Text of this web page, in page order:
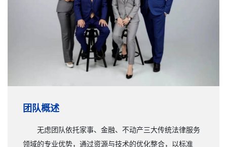
团队概述
无虑团队依托家事、金融、不动产三大传统法律服务
领域的专业优势，通过资源与技术的优化整合，以标准